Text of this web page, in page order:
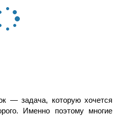
— задача, которую хочется
Именно поэтому многие